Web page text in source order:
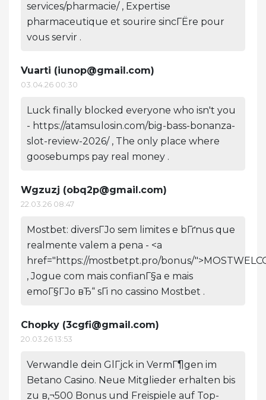
services/pharmacie/ , Expertise
pharmaceutique et sourire sincГЁre pour
vous servir .
Vuarti (iunop@gmail.com)
03.04.26 00:30
Luck finally blocked everyone who isn't you
- https://atamsulosin.com/big-bass-bonanza-
slot-review-2026/ , The only place where
goosebumps pay real money .
Wgzuzj (obq2p@gmail.com)
22.03.26 08:47
Mostbet: diversГЈo sem limites e bГґnus que
realmente valem a pena - <a
href="https://mostbetpt.pro/bonus/
, Jogue com mais confianГ§a e mais
emoГ§ГЈo вЂ“ sГі no cassino Mostbet .
Chopky (3cgfi@gmail.com)
20.03.26 13:53
Verwandle dein GlГјck in VermГ¶gen im
Betano Casino. Neue Mitglieder erhalten bis
zu в‚¬500 Bonus und Freispiele auf Top-